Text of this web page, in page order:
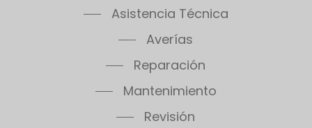
Asistencia Técnica
Averías
Reparación
Mantenimiento
Revisión